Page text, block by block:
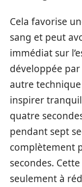
Cela favorise
sang et peut
immédiat sur
développée par
autre
inspirer
quatre
pendant sept
complètement
secondes.
seulement à